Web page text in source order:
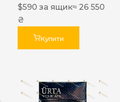
$590 за ящик≈ 26 550
₴
Купити